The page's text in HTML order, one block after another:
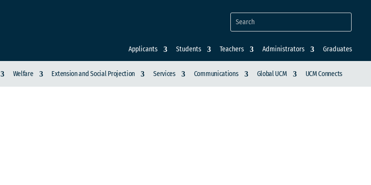
Applicants Students Teachers Administrators Graduates
Welfare Extension and Social Projection Services Communications Global UCM UCM Connects